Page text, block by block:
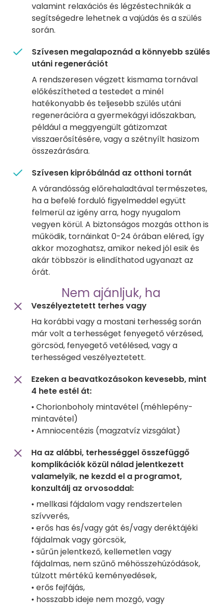
valamint relaxációs és légzéstechnikák a
segítségedre lehetnek a vajúdás és a szülés
során.
Szívesen megalapoznád a könnyebb szülés
utáni regenerációt
A rendszeresen végzett kismama tornával
előkészítheted a testedet a minél
hatékonyabb és teljesebb szülés utáni
regenerációra a gyermekágyi időszakban,
például a meggyengült gátizomzat
visszaerősítésére, vagy a szétnyílt hasizom
összezárására.
Szívesen kipróbálnád az otthoni tornát
A várandósság előrehaladtával természetes,
ha a befelé forduló figyelmeddel együtt
felmerül az igény arra, hogy nyugalom
vegyen körül. A biztonságos mozgás otthon is
működik, tornáinkat 0-24 órában eléred, így
akkor mozoghatsz, amikor neked jól esik és
akár többször is elindíthatod ugyanazt az
órát.
Nem ajánljuk, ha
Veszélyeztetett terhes vagy
Ha korábbi vagy a mostani terhesség során
már volt a terhességet fenyegető vérzésed,
görcsöd, fenyegető vetélésed, vagy a
terhességed veszélyeztetett.
Ezeken a beavatkozásokon kevesebb, mint
4 hete estél át:
• Chorionboholy mintavétel (méhlepény-
mintavétel)
• Amniocentézis (magzatvíz vizsgálat)
Ha az alábbi, terhességgel összefüggő
komplikációk közül nálad jelentkezett
valamelyik, ne kezdd el a programot,
konzultálj az orvosoddal:
• mellkasi fájdalom vagy rendszertelen
szívverés,
• erős has és/vagy gát és/vagy deréktájéki
fájdalmak vagy görcsök,
• sűrűn jelentkező, kellemetlen vagy
fájdalmas, nem szűnő méhösszehúzódások,
túlzott mértékű keményedések,
• erős fejfájás,
• hosszabb ideje nem mozgó, vagy